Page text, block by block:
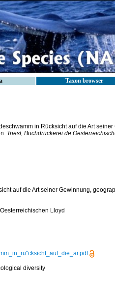
Taxon browser
in Rücksicht auf die Art
Triest, Buchdrückerei de
auf die Art seiner Gewinnung,
Lloyd
diversity